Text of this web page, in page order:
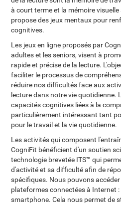
à court terme et la mémoire
propose des jeux mentaux pour
cognitives.
Les jeux en ligne proposés par
adultes et les seniors, visent à
rapide et précise de la lecture.
faciliter le processus de
réduire nos difficultés face aux
lecture dans notre vie quotidienne.
capacités cognitives liées à la
particulièrement intéressant tant
pour le travail et la vie quotidienne.
Les activités qui composent
CogniFit bénéficient d'un soutien
technologie brevetée ITS™ qui
d'activité et sa difficulté afin de
spécifiques. Nous pouvons
plateformes connectées à Internet
smartphone. Cela nous permet de